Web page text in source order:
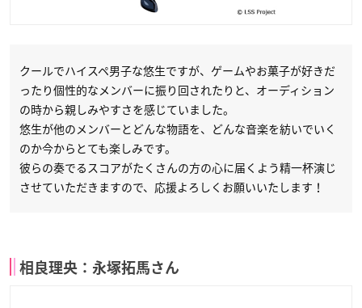
クールでハイスペ男子な悠生ですが、ゲームやお菓子が好きだ
ったり個性的なメンバーに振り回されたりと、オーディション
の時から親しみやすさを感じていました。
悠生が他のメンバーとどんな物語を、どんな音楽を紡いでいく
のか今からとても楽しみです。
彼らの奏でるスコアがたくさんの方の心に届くよう精一杯演じ
させていただきますので、応援よろしくお願いいたします！
相良理央：永塚拓馬さん